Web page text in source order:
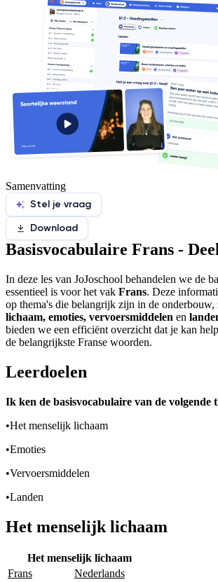
Samenvatting
Stel je vraag
Download
Basisvocabulaire Frans -
In deze les van JoJoschool behandelen we de
essentieel is voor het vak Frans. Deze
op thema's die belangrijk zijn in de onderbouw,
lichaam, emoties, vervoersmiddelen en
bieden we een efficiënt overzicht dat je kan
de belangrijkste Franse woorden.
Leerdoelen
Ik ken de basisvocabulaire van de volgende
•Het menselijk lichaam
•Emoties
•Vervoersmiddelen
•Landen
Het menselijk lichaam
Het menselijk lichaam
Frans
Nederlands